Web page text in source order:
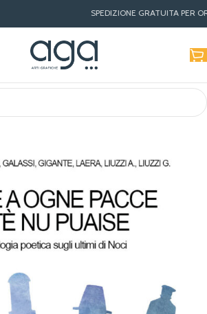
SPEDIZIONE GRATUITA PER